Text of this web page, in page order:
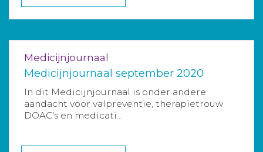
Medicijnjournaal
Medicijnjournaal september 2020
In dit Medicijnjournaal is onder andere
aandacht voor valpreventie, therapietrouw
DOAC's en medicati...